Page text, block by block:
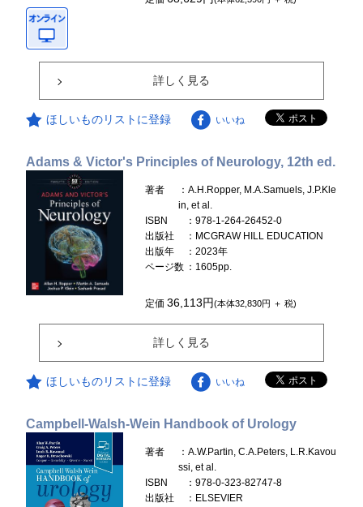
詳しく見る
ほしいものリストに登録 いいね
Adams & Victor's Principles of Neurology, 12th ed.
著者
：A.H.Ropper, M.A.Samuels, J.P.Kle
in, et al.
ISBN
：978-1-264-26452-0
出版社
：MCGRAW HILL EDUCATION
出版年
：2023年
ページ数 ：1605pp.
定価36,113円(本体32,830円 ＋ 税)
詳しく見る
ほしいものリストに登録 いいね
Campbell-Walsh-Wein Handbook of Urology
著者
：A.W.Partin, C.A.Peters, L.R.Kavou
ssi, et al.
ISBN
：978-0-323-82747-8
出版社
：ELSEVIER